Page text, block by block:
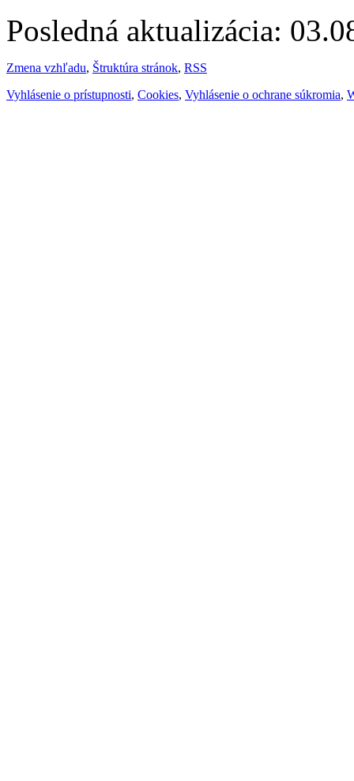
Posledná aktualizácia:
Zmena vzhľadu, Štruktúra stránok, RSS
Vyhlásenie o prístupnosti, Cookies, Vyhlásenie o ochrane súkromia,